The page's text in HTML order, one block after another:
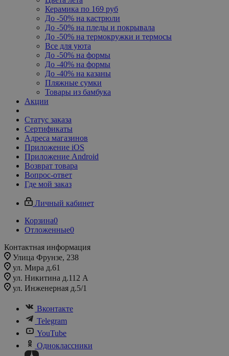
Керамика по 169 руб
До -50% на кастрюли
До -50% на пледы и покрывала
До -50% на термокружки и термосы
Все для уюта
До -50% на формы
До -40% на формы
До -40% на казаны
Пляжные сумки
Товары из бамбука
Акции
Статус заказа
Сертификаты
Адреса магазинов
Приложение iOS
Приложение Android
Возврат товара
Вопрос-ответ
Где мой заказ
Личный кабинет
Корзина0
Отложенные0
Контактная информация
Улица Фрунзе, 238​
ул. Мира д.61
ул. Никитина д.112 А
ул. Инженерная д.5/1
Вконтакте
Telegram
YouTube
Одноклассники